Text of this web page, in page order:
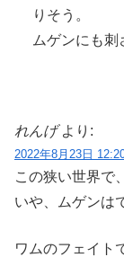
りそう。
ムゲンにも
れんげ より:
2022年8月23日
この狭い世界で
いや、ムゲンは
ワムのフェイト